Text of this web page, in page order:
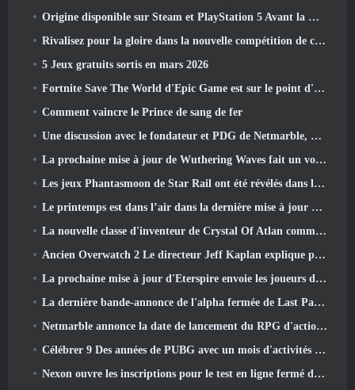
Origine disponible sur Steam et PlayStation 5 Avant la marche 23 Lancement
Rivalisez pour la gloire dans la nouvelle compétition de champions d'Eridu's Hollow dans la prochaine mise à jour de Zenless Zone Zero
5 Jeux gratuits sortis en mars 2026
Fortnite Save The World d'Epic Game est sur le point d'être gratuit
Comment vaincre le Prince de sang de fer
Une discussion avec le fondateur et PDG de Netmarble, Ken Kim, à propos de MONGIL: Plongée dans les étoiles
La prochaine mise à jour de Wuthering Waves fait un voyage du « côté obscur »
Les jeux Phantasmoon de Star Rail ont été révélés dans le 4.1 Programme spécial
Le printemps est dans l’air dans la dernière mise à jour de Thrones et Liberty
La nouvelle classe d'inventeur de Crystal Of Atlan commande les Mechs Magitech au combat
Ancien Overwatch 2 Le directeur Jeff Kaplan explique pourquoi il a laissé Blizzard
La prochaine mise à jour d'Eterspire envoie les joueurs dans les mines naines
La dernière bande-annonce de l'alpha fermée de Last Paradise est une œuvre d'art petite mais terrifiante
Netmarble annonce la date de lancement du RPG d'action et de dressage de monstres Mongil: Plongée dans les étoiles
Célébrer 9 Des années de PUBG avec un mois d'activités spéciales
Nexon ouvre les inscriptions pour le test en ligne fermé d'avril de MapleStory Classic World